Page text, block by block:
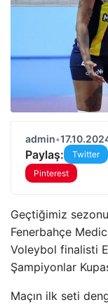
admin•
Paylaş: Twitter
Pinterest
Geçtiğimiz
Fenerbahçe
Voleybol finalisti
Şampiyonlar
Maçın ilk seti